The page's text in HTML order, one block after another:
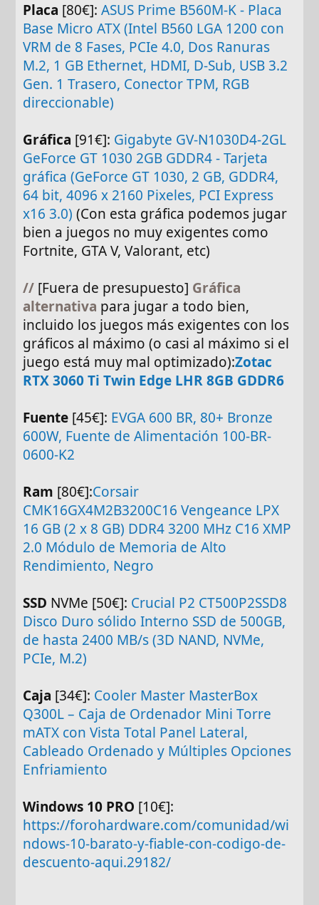
Placa [80€]: ASUS Prime B560M-K - Placa
Base Micro ATX (Intel B560 LGA 1200 con
VRM de 8 Fases, PCIe 4.0, Dos Ranuras
M.2, 1 GB Ethernet, HDMI, D-Sub, USB 3.2
Gen. 1 Trasero, Conector TPM, RGB
direccionable)
Gráfica [91€]: Gigabyte GV-N1030D4-2GL
GeForce GT 1030 2GB GDDR4 - Tarjeta
gráfica (GeForce GT 1030, 2 GB, GDDR4,
64 bit, 4096 x 2160 Pixeles, PCI Express
x16 3.0)(Con esta gráfica podemos jugar
bien a juegos no muy exigentes como
Fortnite, GTA V, Valorant, etc)
// [Fuera de presupuesto] Gráfica
alternativa para jugar a todo bien,
incluido los juegos más exigentes con los
gráficos al máximo (o casi al máximo si el
juego está muy mal optimizado):Zotac
RTX 3060 Ti Twin Edge LHR 8GB GDDR6
Fuente [45€]: EVGA 600 BR, 80+ Bronze
600W, Fuente de Alimentación 100-BR-
0600-K2
Ram [80€]:Corsair
CMK16GX4M2B3200C16 Vengeance LPX
16 GB (2 x 8 GB) DDR4 3200 MHz C16 XMP
2.0 Módulo de Memoria de Alto
Rendimiento, Negro
SSD NVMe [50€]: Crucial P2 CT500P2SSD8
Disco Duro sólido Interno SSD de 500GB,
de hasta 2400 MB/s (3D NAND, NVMe,
PCIe, M.2)
Caja [34€]: Cooler Master MasterBox
Q300L – Caja de Ordenador Mini Torre
mATX con Vista Total Panel Lateral,
Cableado Ordenado y Múltiples Opciones
Enfriamiento
Windows 10 PRO [10€]:
https://forohardware.com/comunidad/wi
ndows-10-barato-y-fiable-con-codigo-de-
descuento-aqui.29182/